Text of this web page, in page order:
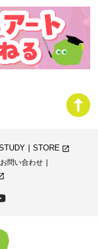
STORE launch
お問い合わせ